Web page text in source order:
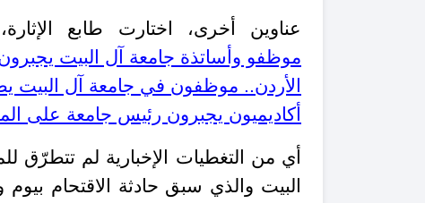
عناوين أخرى، اختارت طابع
موظفو وأساتذة جامعة آل البيت
الأردن.. موظفون في جامعة آل البيت
أكاديميون يجبرون رئيس جامعة على
أي من التغطيات الإخبارية لم
البيت والذي سبق حادثة الاقتحام